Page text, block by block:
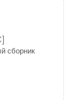
сборник